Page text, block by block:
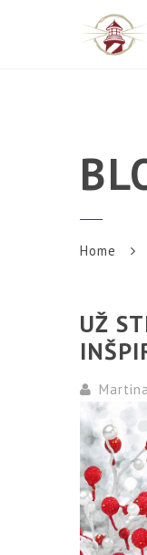
Home
UŽ